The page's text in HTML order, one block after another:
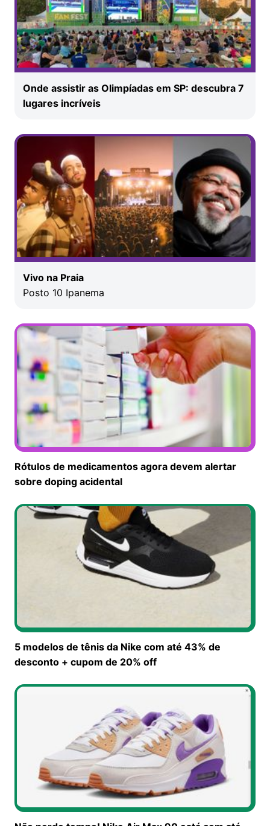
Onde assistir as Olimpíadas em SP: descubra 7
lugares incríveis
Vivo na Praia
Posto 10 Ipanema
Rótulos de medicamentos agora devem alertar
sobre doping acidental
5 modelos de tênis da Nike com até 43% de
desconto + cupom de 20% off